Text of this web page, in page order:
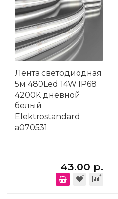
Лента светодиодная
5м 480Led 14W IP68
4200K дневной
белый
Elektrostandard
a070531
43.00 р.